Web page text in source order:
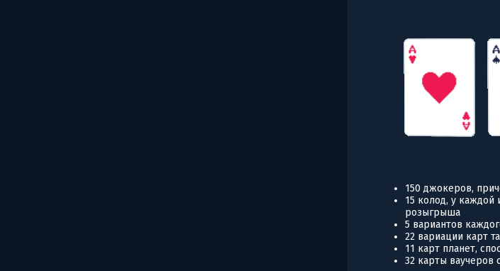
150 джокеров,
15 колод, у
розыгрыша
5 вариантов
22 вариации карт
11 карт планет,
32 карты